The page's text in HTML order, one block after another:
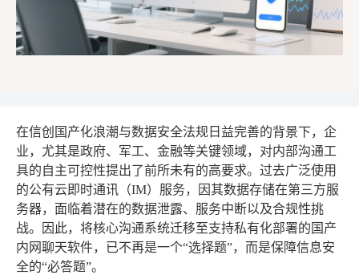
在信创国产化浪潮与数据安全法规日益完善的背景下，企
业，尤其是政府、军工、金融等关键领域，对内部沟通工
具的自主可控性提出了前所未有的高要求。过去广泛使用
的公有云即时通讯（IM）服务，因其数据存储在第三方服
务器，面临着潜在的数据泄露、服务中断以及合规性挑
战。因此，将核心沟通系统迁移至支持私有化部署的国产
内网聊天软件，已不再是一个“选择题”，而是保障信息安
全的“必答题”。